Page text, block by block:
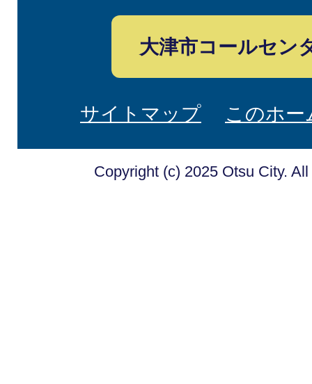
大津市コールセン
サイトマップ このホ
Copyright (c) 2025 Otsu City.